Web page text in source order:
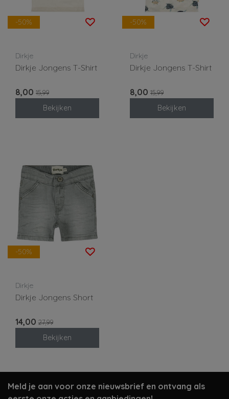
-50%
Dirkje
Dirkje Jongens T-Shirt
8,00 15,99
Bekijken
-50%
Dirkje
Dirkje Jongens T-Shirt
8,00 15,99
Bekijken
-50%
Dirkje
Dirkje Jongens Short
14,00 27,99
Bekijken
Meld je aan voor onze nieuwsbrief en ontvang als